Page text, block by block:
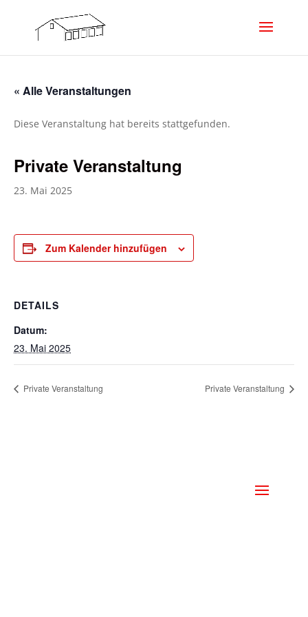
« Alle Veranstaltungen
Diese Veranstaltung hat bereits stattgefunden.
Private Veranstaltung
23. Mai 2025
Zum Kalender hinzufügen
DETAILS
Datum:
23. Mai 2025
Private Veranstaltung Private Veranstaltung